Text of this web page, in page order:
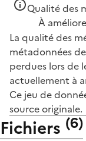
Qualité des
À
La qualité des
métadonnées
perdues lors de
actuellement à
Ce jeu de
source originale.
Fichiers (6)